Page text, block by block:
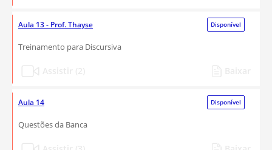
Aula 13 - Prof. Thayse Disponível
Treinamento para Discursiva
Aula 14 Disponível
Questões da Banca